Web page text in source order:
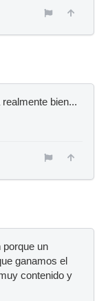
bien...
porque un
ganamos el
contenido y